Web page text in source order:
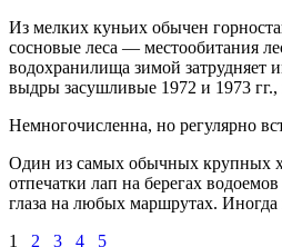
Из мелких куньих обычен
сосновые леса — местообитания
водохранилища зимой затрудняет
выдры засушливые 1972 и 1973 гг.,
Немногочисленна, но регулярно
Один из самых обычных крупных
отпечатки лап на берегах
глаза на любых маршрутах.
1 2 3 4
5